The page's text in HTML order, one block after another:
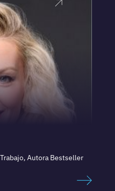
Autora Bestseller